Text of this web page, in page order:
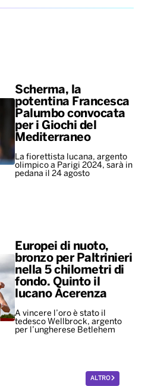
Scherma, la
potentina Francesca
Palumbo convocata
per i Giochi del
Mediterraneo
La fiorettista lucana, argento
olimpico a Parigi 2024, sarà in
pedana il 24 agosto
Europei di nuoto,
bronzo per Paltrinieri
nella 5 chilometri di
fondo. Quinto il
lucano Acerenza
A vincere l’oro è stato il
tedesco Wellbrock, argento
per l’ungherese Betlehem
ALTRO